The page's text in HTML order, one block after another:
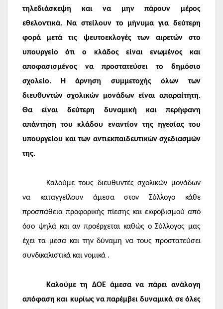
τηλεδιάσκεψη και να μην πάρουν μέρος
εθελοντικά. Να στείλουν το μήνυμα για δεύτερη
φορά μετά τις ψευτοεκλογές των αιρετών στο
υπουργείο ότι ο κλάδος είναι ενωμένος και
αποφασισμένος να προστατεύσει το δημόσιο
σχολείο. Η άρνηση συμμετοχής όλων των
διευθυντών σχολικών μονάδων είναι απαραίτητη.
Θα είναι δεύτερη δυναμική και περήφανη
απάντηση του κλάδου εναντίον της ηγεσίας του
υπουργείου και των αντιεκπαιδευτικών σχεδιασμών
της.
Καλούμε τους διευθυντές σχολικών μονάδων
να καταγγείλουν άμεσα στον Σύλλογο κάθε
προσπάθεια προφορικής πίεσης και εκφοβισμού από
όσο ψηλά και αν προέρχεται καθώς ο Σύλλογος μας
έχει τα μέσα και την δύναμη να τους προστατεύσει
συνδικαλιστικά και νομικά .
Καλούμε τη ΔΟΕ άμεσα να πάρει ανάλογη
απόφαση και κυρίως να παρέμβει δυναμικά σε όλες